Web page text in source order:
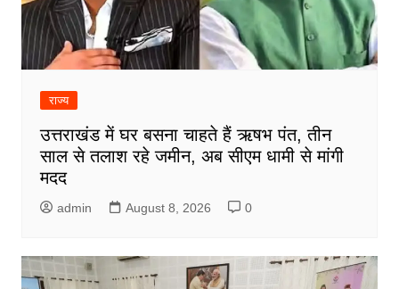
राज्य
उत्तराखंड में घर बसना चाहते हैं ऋषभ पंत, तीन
साल से तलाश रहे जमीन, अब सीएम धामी से मांगी
मदद
admin August 8, 2026 0